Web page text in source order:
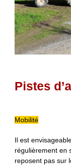
Pistes
Mobilité
Il est
régulièrement en
reposent pas sur